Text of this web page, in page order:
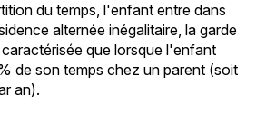
du temps, l'enfant entre dans
alternée inégalitaire, la garde
que lorsque l'enfant
de son temps chez un parent (soit
an).